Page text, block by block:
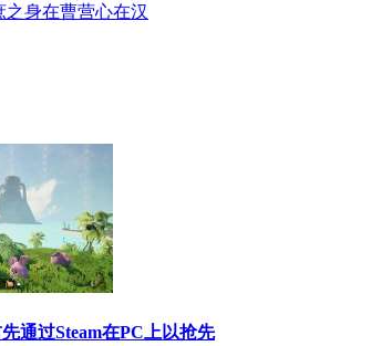
之身在曹营心在汉
通过Steam在PC上以抢先